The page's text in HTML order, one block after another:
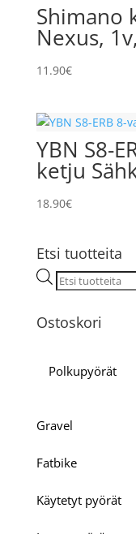
Shimano
Nexus,
11.90€
YBN S8-
ketju
18.90€
Etsi tuotteita
Products
Ostoskori
Polkupyörät
Gravel
Fatbike
Käytetyt pyörät